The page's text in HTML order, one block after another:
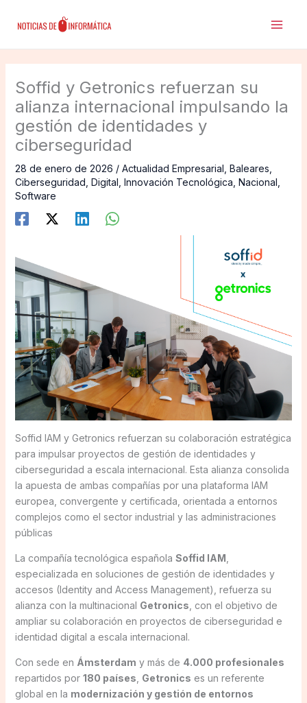
Soffid y Getronics refuerzan su
alianza internacional impulsando la
gestión de identidades y
ciberseguridad
28 de enero de 2026 / Actualidad Empresarial Baleares
Ciberseguridad Digital Innovación Tecnológica Nacional
Software
Soffid IAM y Getronics refuerzan su colaboración estratégica
para impulsar proyectos de gestión de identidades y
ciberseguridad a escala internacional. Esta alianza consolida
la apuesta de ambas compañías por una plataforma IAM
europea, convergente y certificada, orientada a entornos
complejos como el sector industrial y las administraciones
públicas
La compañía tecnológica española Soffid IAM
especializada en soluciones de gestión de identidades y
accesos (Identity and Access Management), refuerza su
alianza con la multinacional Getronics , con el objetivo de
ampliar su colaboración en proyectos de ciberseguridad e
identidad digital a escala internacional.
Con sede en Ámsterdam y más de 4.000 profesionales
repartidos por 180 países Getronics es un referente
global en la modernización y gestión de entornos